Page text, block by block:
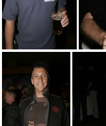
sfMacIndie2010 291